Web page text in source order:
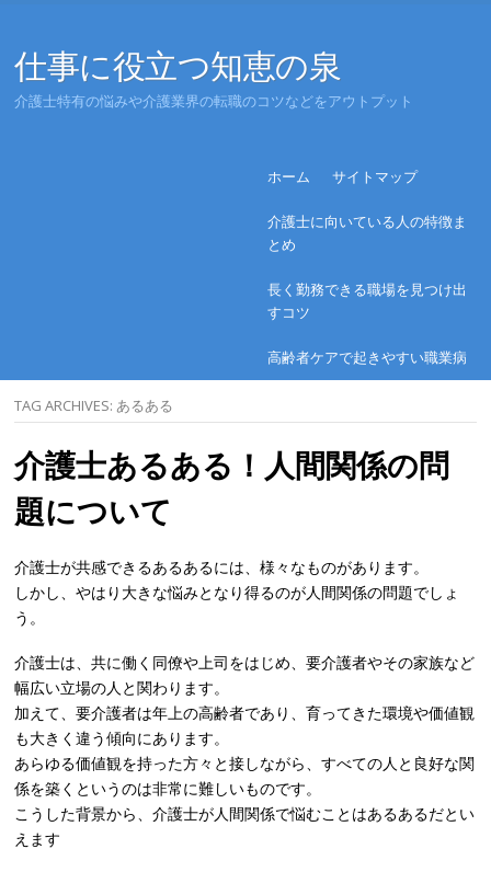
仕事に役立つ知恵の泉
介護士特有の悩みや介護業界の転職のコツなどをアウトプット
Skip to content
ホーム サイトマップ
介護士に向いている人の特徴ま
とめ
長く勤務できる職場を見つけ出
すコツ
高齢者ケアで起きやすい職業病
TAG ARCHIVES: あるある
介護士あるある！人間関係の問
題について
介護士が共感できるあるあるには、様々なものがあります。
しかし、やはり大きな悩みとなり得るのが人間関係の問題でしょ
う。
介護士は、共に働く同僚や上司をはじめ、要介護者やその家族など
幅広い立場の人と関わります。
加えて、要介護者は年上の高齢者であり、育ってきた環境や価値観
も大きく違う傾向にあります。
あらゆる価値観を持った方々と接しながら、すべての人と良好な関
係を築くというのは非常に難しいものです。
こうした背景から、介護士が人間関係で悩むことはあるあるだとい
えます